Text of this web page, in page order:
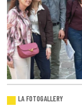
LA FOTOGALLERY